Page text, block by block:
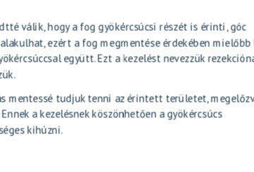
válik, hogy a fog gyökércsúcsi részét is érinti, góc
ezért a fog megmentése érdekében mielőbb
együtt. Ezt a kezelést nevezzük
mentessé tudjuk tenni az érintett területet,
a kezelésnek köszönhetően a gyökércsúcs
kihúzni.